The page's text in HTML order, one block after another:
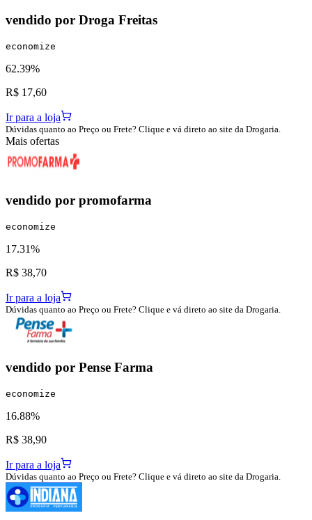
vendido por Droga Freitas
economize
62.39%
R$ 17,60
Ir para a loja
Dúvidas quanto ao Preço ou Frete? Clique e vá direto ao site da Drogaria.
Mais ofertas
vendido por promofarma
economize
17.31%
R$ 38,70
Ir para a loja
Dúvidas quanto ao Preço ou Frete? Clique e vá direto ao site da Drogaria.
vendido por Pense Farma
economize
16.88%
R$ 38,90
Ir para a loja
Dúvidas quanto ao Preço ou Frete? Clique e vá direto ao site da Drogaria.